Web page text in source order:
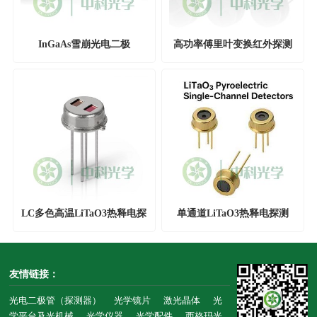
InGaAs雪崩光电二极
高功率傅里叶变换红外探测
LC多色高温LiTaO3热释电探
单通道LiTaO3热释电探测
友情链接：
光电二极管（探测器） 光学镜片 激光晶体
光